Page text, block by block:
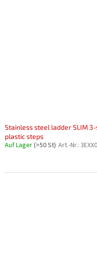
Stainless steel ladder SLIM
plastic steps
Auf Lager(>50 St) Art.-Nr.: